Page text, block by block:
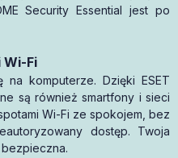
Security Essential jest po
Wi-Fi
komputerze. Dzięki ESET
są również smartfony i sieci
Wi-Fi ze spokojem, bez
dostęp. Twoja